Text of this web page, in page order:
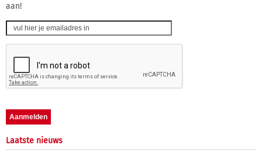
aan!
Laatste nieuws